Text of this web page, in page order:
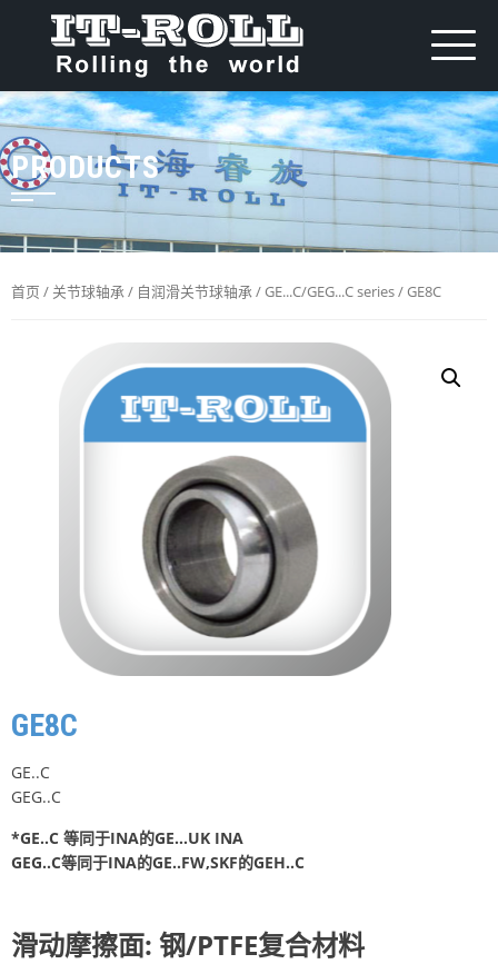
PRODUCTS
首页 / 关节球轴承/ 自润滑关节球轴承/GE...C/GEG...C series/ GE8C
GE8C
GE..C
GEG..C
*GE..C 等同于INA的GE…UK INA
GEG..C等同于INA的GE..FW,SKF的GEH..C
滑动摩擦面: 钢/PTFE复合材料